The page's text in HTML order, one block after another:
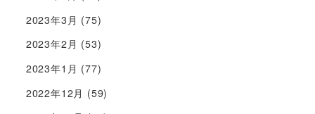
2023年3月 (75)
2023年2月 (53)
2023年1月 (77)
2022年12月 (59)